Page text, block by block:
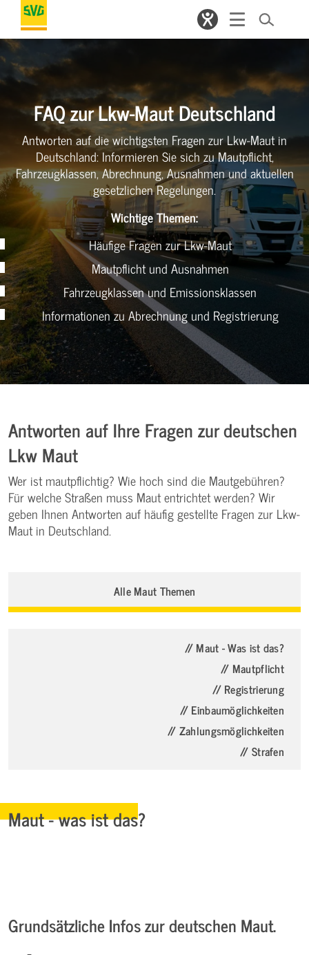
FAQ zur Lkw-Maut Deutschland
Antworten auf die wichtigsten Fragen zur Lkw-Maut in
Deutschland: Informieren Sie sich zu Mautpflicht,
Fahrzeugklassen, Abrechnung, Ausnahmen und aktuellen
gesetzlichen Regelungen.
Wichtige Themen:
Häufige Fragen zur Lkw-Maut
Mautpflicht und Ausnahmen
Fahrzeugklassen und Emissionsklassen
Informationen zu Abrechnung und Registrierung
Antworten auf Ihre Fragen zur deutschen
Lkw Maut
Wer ist mautpflichtig? Wie hoch sind die Mautgebühren?
Für welche Straßen muss Maut entrichtet werden? Wir
geben Ihnen Antworten auf häufig gestellte Fragen zur Lkw-
Maut in Deutschland.
Alle Maut Themen
// Maut - Was ist das?
// Mautpflicht
// Registrierung
// Einbaumöglichkeiten
// Zahlungsmöglichkeiten
// Strafen
Maut - was ist das?
Grundsätzliche Infos zur deutschen Maut.